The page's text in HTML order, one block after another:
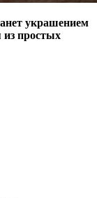
украшением
из простых